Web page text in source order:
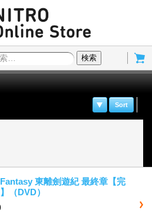
検索
Sort
東離劍遊紀 最終章【完
（DVD）